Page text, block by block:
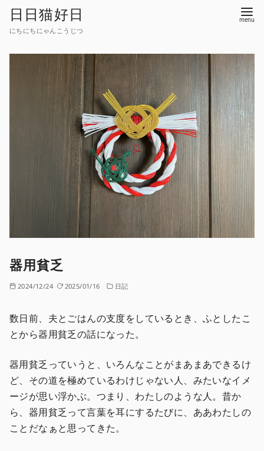
日日猫好日
にちにちにゃんこうじつ
器用貧乏
2024/12/24 2025/01/16 日記
数日前、夫とごはんの支度をしているとき、ふとしたこ
とから器用貧乏の話になった。
器用貧乏っていうと、いろんなことがまあまあできるけ
ど、その道を極めているわけじゃない人、みたいなイメ
ージが思い浮かぶ。つまり、わたしのような人。昔か
ら、器用貧乏って言葉を耳にするたびに、ああわたしの
ことだなぁと思ってきた。